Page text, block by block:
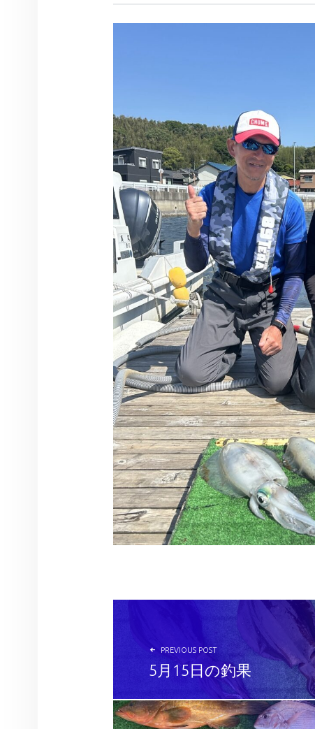
投稿ナビゲーション
PREVIOUS POST
5月15日の釣果